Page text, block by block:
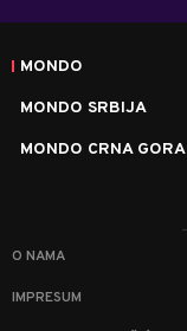
MONDO
MONDO SRBIJA
MONDO CRNA GORA
O NAMA
IMPRESUM